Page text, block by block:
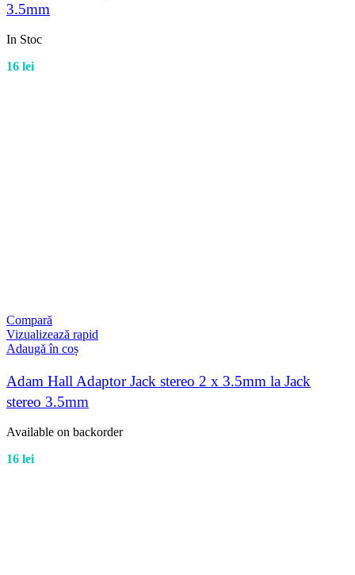
3.5mm
In Stoc
16 lei
Compară
Vizualizează rapid
Adaugă în coș
Adam Hall Adaptor Jack stereo 2 x 3.5mm la Jack
stereo 3.5mm
Available on backorder
16 lei